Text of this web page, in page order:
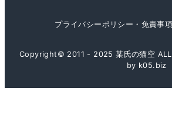
プライバシーポリシー・免責事項
Copyright© 2011 - 2025 某氏の猫空
by k05.biz